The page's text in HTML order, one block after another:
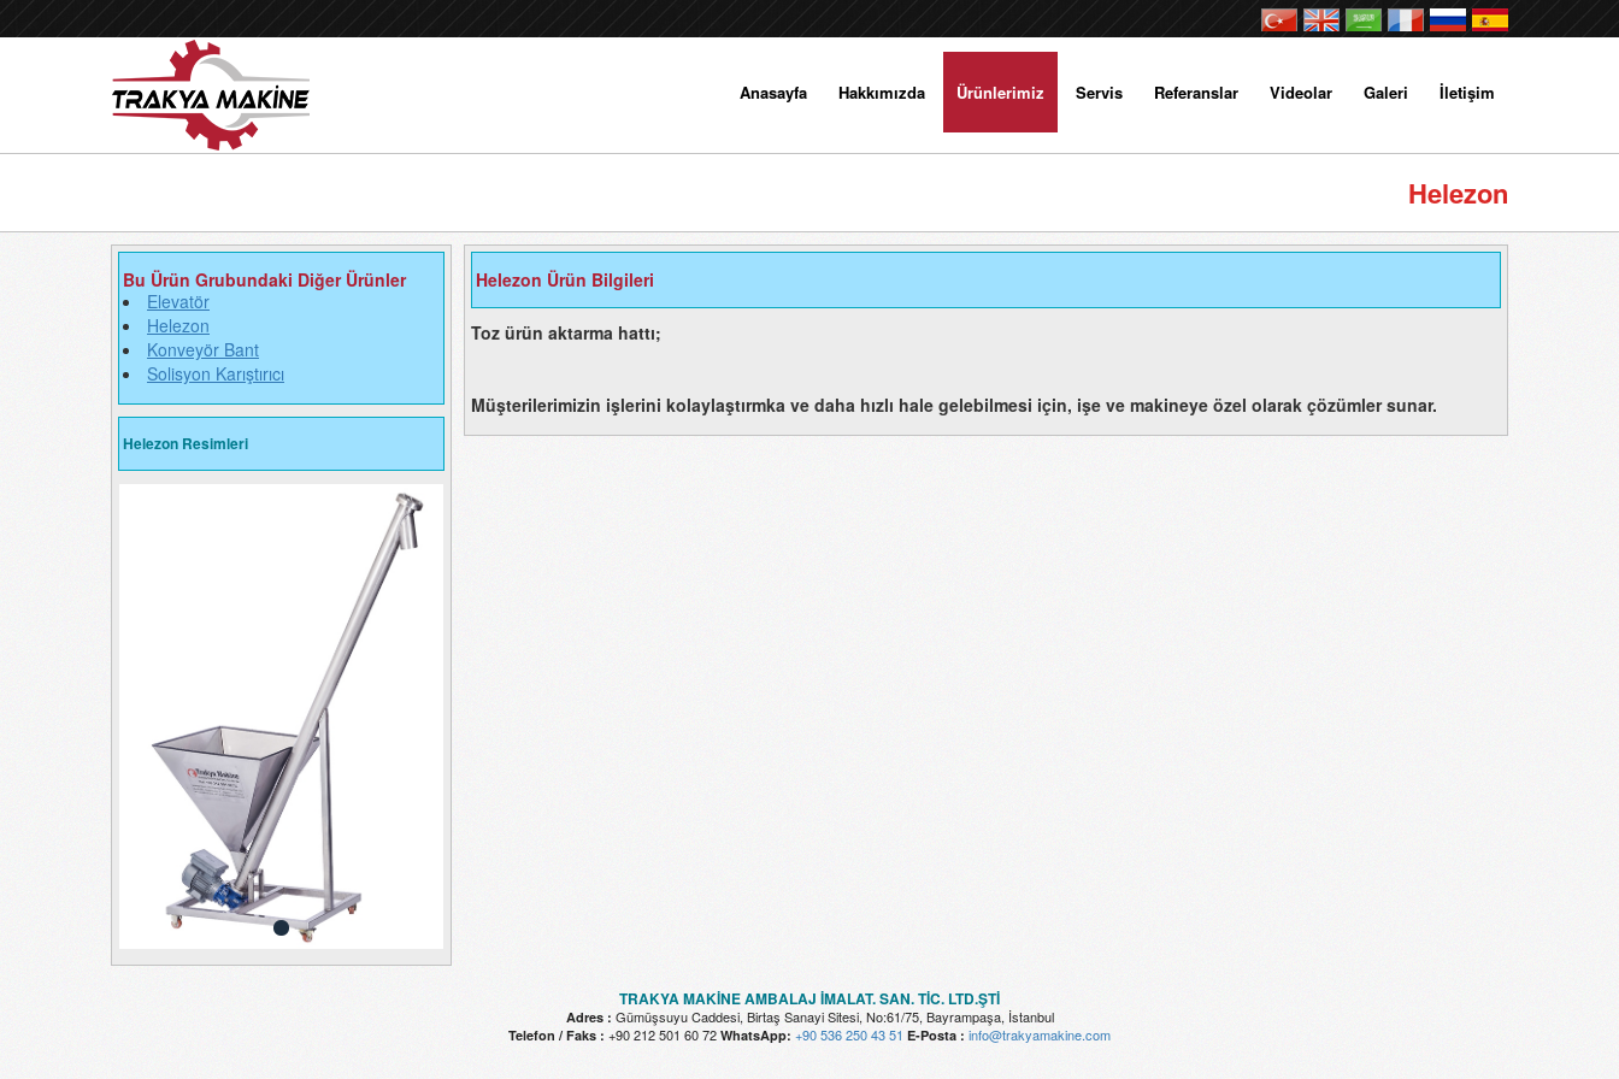
Anasayfa Hakkımızda Ürünlerimiz Servis Referanslar Videolar Galeri İletişim
Helezon
Helezon Ürün Bilgileri
Toz ürün aktarma hattı;
Müşterilerimizin işlerini kolaylaştırmka ve daha hızlı hale gelebilmesi için, işe ve makineye özel olarak çözümler sunar.
Bu Ürün Grubundaki Diğer Ürünler
Elevatör
Helezon
Konveyör Bant
Solisyon Karıştırıcı
Helezon Resimleri
TRAKYA MAKİNE AMBALAJ İMALAT. SAN. TİC. LTD.ŞTİ
Adres : Gümüşsuyu Caddesi, Birtaş Sanayi Sitesi, No:61/75, Bayrampaşa, İstanbul
Telefon / Faks : +90 212 501 60 72 WhatsApp: +90 536 250 43 51 E-Posta : info@trakyamakine.com